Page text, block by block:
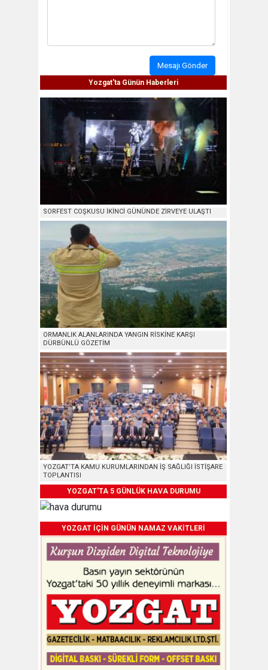
Mesajı Gönder
Yozgat'ta Günün Haberleri
SORFEST COŞKUSU İKİNCİ GÜNÜNDE ZİRVEYE ULAŞTI
ORMANLIK ALANLARINDA YANGIN RİSKİNE KARŞI
DÜRBÜNLÜ GÖZETİM
YOZGAT’TA KAMU KURUMLARINDAN İŞ SAĞLIĞI İSTİŞARE
TOPLANTISI
YOZGAT'TA 5 GÜNLÜK HAVA DURUMU
YOZGAT İÇİN GÜNÜN NAMAZ VAKİTLERİ